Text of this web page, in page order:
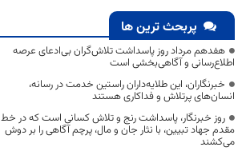
پربحث ترین ها
هفدهم مرداد روز پاسداشت تلاش‌گران بی‌ادعای عرصه
اطلاع‌رسانی و آگاهی‌بخشی است
خبرنگاران، این طلایه‌داران راستین خدمت در رسانه،
انسان‌های پرتلاش و فداکاری هستند
روز خبرنگار، پاسداشت رنج و تلاش کسانی است که در خط
مقدم جهاد تبیین، با نثار جان و مال، پرچم آگاهی را بر دوش
می‌کشند